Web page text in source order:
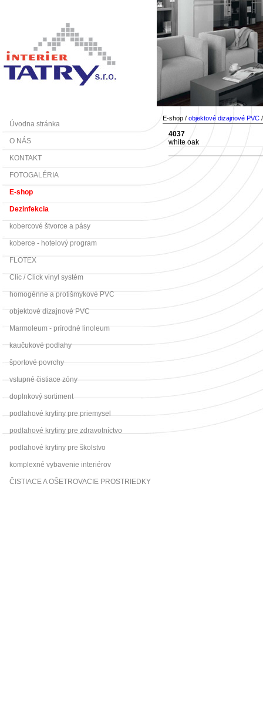
Úvodna stránka
O NÁS
KONTAKT
FOTOGALÉRIA
E-shop
Dezinfekcia
kobercové štvorce a pásy
koberce - hotelový program
FLOTEX
Clic / Click vinyl systém
homogénne a protišmykové PVC
objektové dizajnové PVC
Marmoleum - prírodné linoleum
kaučukové podlahy
športové povrchy
vstupné čistiace zóny
doplnkový sortiment
podlahové krytiny pre priemysel
podlahové krytiny pre zdravotníctvo
podlahové krytiny pre školstvo
komplexné vybavenie interiérov
ČISTIACE A OŠETROVACIE PROSTRIEDKY
E-shop / objektové dizajnové PVC
4037
white oak